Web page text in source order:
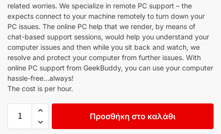
related worries. We specialize in remote PC support – the
expects connect to your machine remotely to turn down your
PC issues. The online PC help that we render, by means of
chat-based support sessions, would help you understand your
computer issues and then while you sit back and watch, we
resolve and protect your computer from further issues. With
online PC support from GeekBuddy, you can use your computer
hassle-free…always!
The cost is per hour.
Προσθήκη στο καλάθι